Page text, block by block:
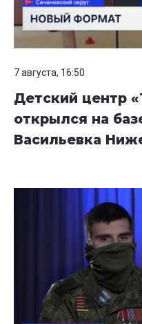
7 августа, 16:50
Детский центр
открылся на
Васильевка